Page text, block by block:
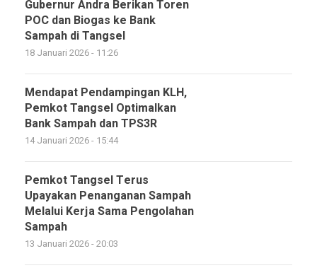
Gubernur Andra Berikan Toren
POC dan Biogas ke Bank
Sampah di Tangsel
18 Januari 2026 - 11:26
Mendapat Pendampingan KLH,
Pemkot Tangsel Optimalkan
Bank Sampah dan TPS3R
14 Januari 2026 - 15:44
Pemkot Tangsel Terus
Upayakan Penanganan Sampah
Melalui Kerja Sama Pengolahan
Sampah
13 Januari 2026 - 20:03